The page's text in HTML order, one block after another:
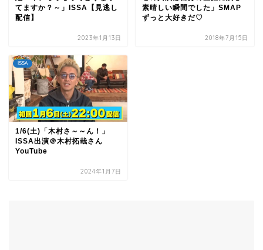
てますか？～」ISSA【見逃し
配信】
2023年1月13日
素晴しい瞬間でした」SMAP
ずっと大好きだ♡
2018年7月15日
ISSA
1/6(土)「木村さ～～ん！」
ISSA出演＠木村拓哉さん
YouTube
2024年1月7日